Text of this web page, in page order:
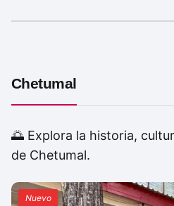
Chetumal
🌅 Explora la historia,
de Chetumal.
Nuevo